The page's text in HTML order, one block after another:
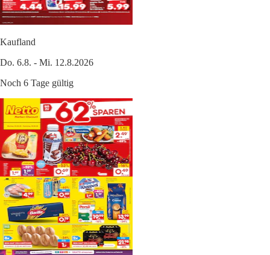
Kaufland
Do. 6.8. - Mi. 12.8.2026
Noch 6 Tage gültig